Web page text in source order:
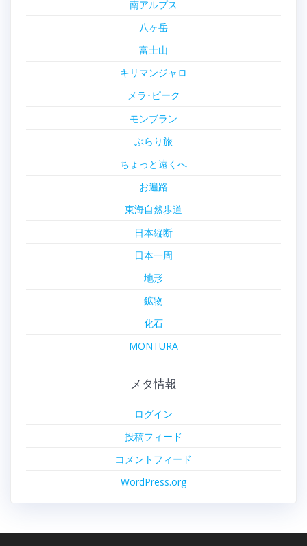
南アルプス
八ヶ岳
富士山
キリマンジャロ
メラ･ピーク
モンブラン
ぶらり旅
ちょっと遠くへ
お遍路
東海自然歩道
日本縦断
日本一周
地形
鉱物
化石
MONTURA
メタ情報
ログイン
投稿フィード
コメントフィード
WordPress.org